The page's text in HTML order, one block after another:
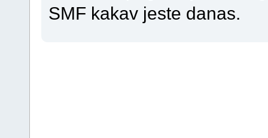
SMF kakav jeste danas.